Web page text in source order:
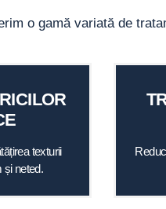
o gamă variată de
texturii
și neted.